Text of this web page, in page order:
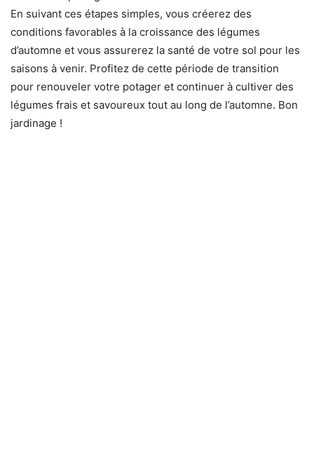
En suivant ces étapes simples, vous créerez des
conditions favorables à la croissance des légumes
d’automne et vous assurerez la santé de votre sol pour les
saisons à venir. Profitez de cette période de transition
pour renouveler votre potager et continuer à cultiver des
légumes frais et savoureux tout au long de l’automne. Bon
jardinage !